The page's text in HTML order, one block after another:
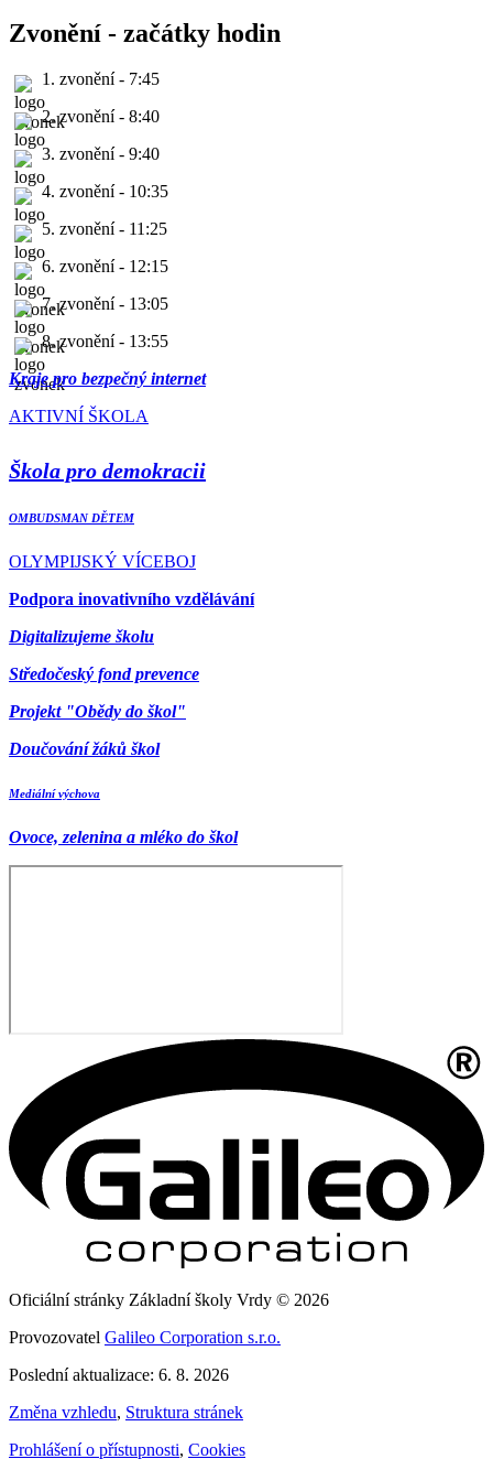
Zvonění - začátky hodin
1. zvonění - 7:45
2. zvonění - 8:40
3. zvonění - 9:40
4. zvonění - 10:35
5. zvonění - 11:25
6. zvonění - 12:15
7. zvonění - 13:05
8. zvonění - 13:55
Kraje pro bezpečný internet
AKTIVNÍ ŠKOLA
Škola pro demokracii
OMBUDSMAN DĚTEM
OLYMPIJSKÝ VÍCEBOJ
Podpora inovativního vzdělávání
Digitalizujeme školu
Středočeský fond prevence
Projekt "Obědy do škol"
Doučování žáků škol
Mediální výchova
Ovoce, zelenina a mléko do škol
Oficiální stránky Základní školy Vrdy © 2026
Provozovatel Galileo Corporation s.r.o.
Poslední aktualizace: 6. 8. 2026
Změna vzhledu, Struktura stránek
Prohlášení o přístupnosti, Cookies